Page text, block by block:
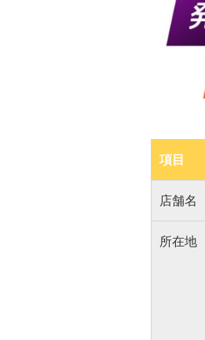
項目
店舗名
所在地